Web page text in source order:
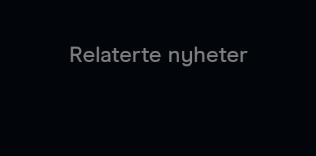
Relaterte nyheter